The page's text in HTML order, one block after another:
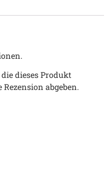
dieses Produkt
abgeben.